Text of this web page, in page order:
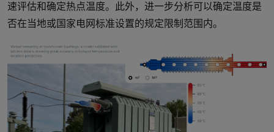
速评估和确定热点温度。此外，进一步分析可以确定温度是
否在当地或国家电网标准设置的规定限制范围内。